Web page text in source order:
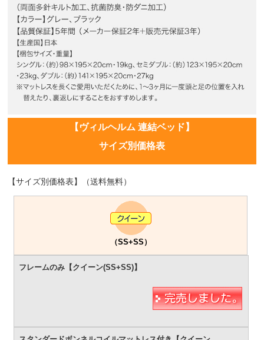
【ヴィルヘルム 連結ベッド】
サイズ別価格表
【サイズ別価格表】（送料無料）
（SS+SS）